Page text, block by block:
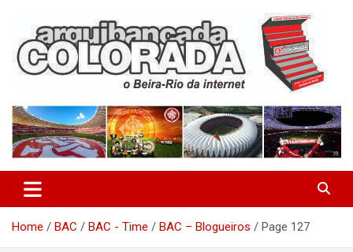
content
Arquibancada Colorada
Home BAC BAC - Time BAC – Blogueiros Page 127